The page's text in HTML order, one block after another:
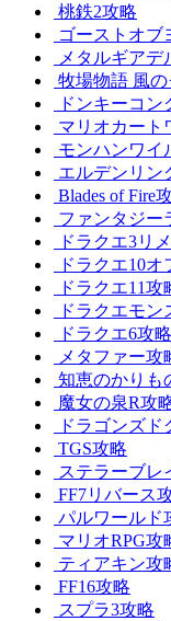
桃鉄2攻略
ゴーストオブ
メタルギアデ
牧場物語 風
ドンキーコン
マリオカート
モンハンワイ
エルデンリン
Blades of Fire
ファンタジー
ドラクエ3リ
ドラクエ10
ドラクエ11攻
ドラクエモン
ドラクエ6攻略
メタファー攻
知恵のかりも
魔女の泉R攻
ドラゴンズド
TGS攻略
ステラーブレ
FF7リバース
パルワールド
マリオRPG攻
ティアキン攻
FF16攻略
スプラ3攻略